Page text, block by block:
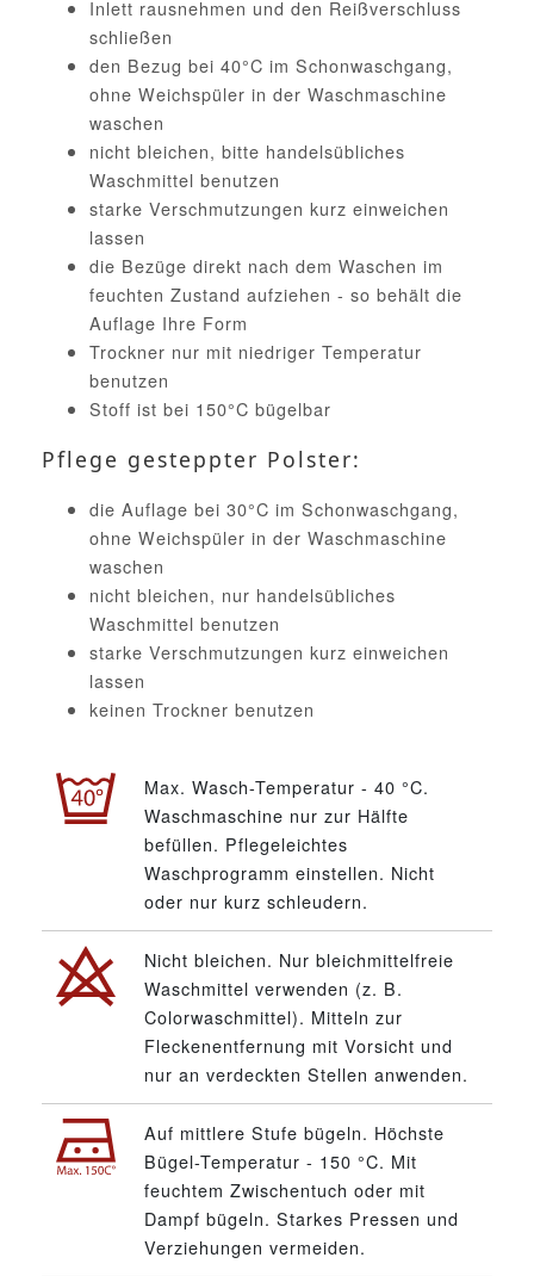
Inlett rausnehmen und den Reißverschluss
schließen
den Bezug bei 40°C im Schonwaschgang,
ohne Weichspüler in der Waschmaschine
waschen
nicht bleichen, bitte handelsübliches
Waschmittel benutzen
starke Verschmutzungen kurz einweichen
lassen
die Bezüge direkt nach dem Waschen im
feuchten Zustand aufziehen - so behält die
Auflage Ihre Form
Trockner nur mit niedriger Temperatur
benutzen
Stoff ist bei 150°C bügelbar
Pflege gesteppter Polster:
die Auflage bei 30°C im Schonwaschgang,
ohne Weichspüler in der Waschmaschine
waschen
nicht bleichen, nur handelsübliches
Waschmittel benutzen
starke Verschmutzungen kurz einweichen
lassen
keinen Trockner benutzen
Max. Wasch-Temperatur - 40 °C.
Waschmaschine nur zur Hälfte
befüllen. Pflegeleichtes
Waschprogramm einstellen. Nicht
oder nur kurz schleudern.
Nicht bleichen. Nur bleichmittelfreie
Waschmittel verwenden (z. B.
Colorwaschmittel). Mitteln zur
Fleckenentfernung mit Vorsicht und
nur an verdeckten Stellen anwenden.
Auf mittlere Stufe bügeln. Höchste
Bügel-Temperatur - 150 °C. Mit
feuchtem Zwischentuch oder mit
Dampf bügeln. Starkes Pressen und
Verziehungen vermeiden.